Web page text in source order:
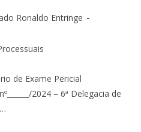
Ronaldo Entringe
de Exame Pericial
2024 – 6ª Delegacia de